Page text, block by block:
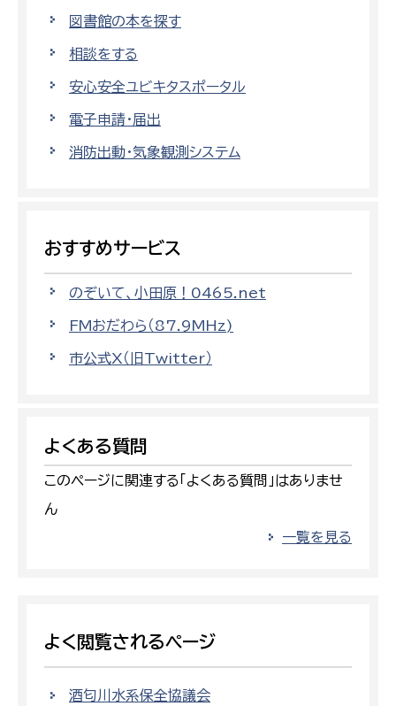
図書館の本を探す
相談をする
安心安全ユビキタスポータル
電子申請・届出
消防出動・気象観測システム
おすすめサービス
のぞいて、小田原！0465.net
FMおだわら（87.9MHz)
市公式X（旧Twitter）
よくある質問
このページに関連する「よくある質問」はありませ
ん
一覧を見る
よく閲覧されるページ
酒匂川水系保全協議会